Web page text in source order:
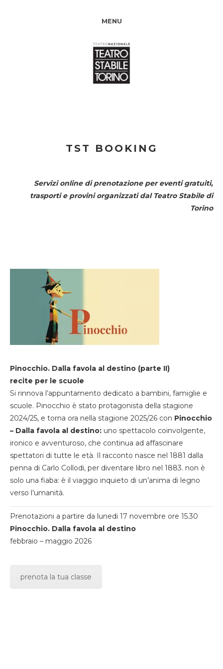
MENU
TST BOOKING
Servizi online di prenotazione per eventi gratuiti,
trasporti e provini organizzati dal Teatro Stabile di
Torino
Pinocchio. Dalla favola al destino (parte II)
recite per le scuole
Si rinnova l’appuntamento dedicato a bambini, famiglie e
scuole. Pinocchio è stato protagonista della stagione
2024/25, e torna ora nella stagione 2025/26 con Pinocchio
– Dalla favola al destino: uno spettacolo coinvolgente,
ironico e avventuroso, che continua ad affascinare
spettatori di tutte le età. Il racconto nasce nel 1881 dalla
penna di Carlo Collodi, per diventare libro nel 1883. non è
solo una fiaba: è il viaggio inquieto di un’anima di legno
verso l’umanità.
Prenotazioni a partire da lunedi 17 novembre ore 15.30
Pinocchio. Dalla favola al destino
febbraio – maggio 2026
prenota la tua classe